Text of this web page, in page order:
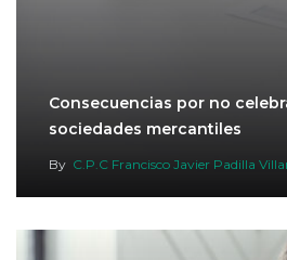
Consecuencias por no
sociedades mercantiles
By C.P.C Francisco Javier Padilla